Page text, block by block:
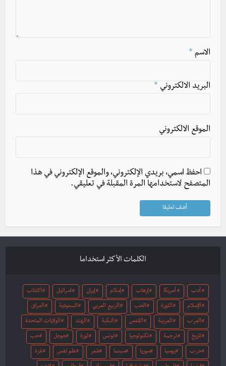
الاسم *
البريد الالكتروني *
الموقع الالكتروني
احفظ اسمي، بريدي الإلكتروني، والموقع الإلكتروني في هذا
المتصفح لاستخدامها المرة المقبلة في تعليقي.
الكلمات الأكثر استخداما
أدب أمريكا إرهاب إسلام إيران اسرائيل اكتئاب
الإسلام الثورة الحب الربيع العربي السعودية العراق
العرب العربية القدس النكبة الهند الولايات المتحدة
تاريخ ترجمة تكنولوجيا تونس ثورة جوجل حب
حرب روسيا سوريا سينما شعر علم نفس غزة